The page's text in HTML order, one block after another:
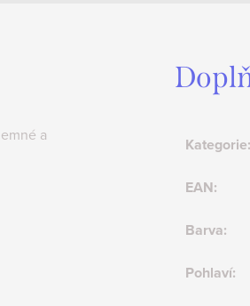
a
Kategorie:
EAN:
Barva:
Pohlaví: